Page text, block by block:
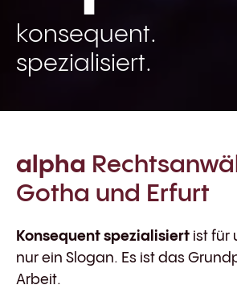
konsequent.
spezialisiert.
alpha
Gotha und Erfurt
Konsequent spezialisiert ist für
nur ein Slogan. Es ist das
Arbeit.